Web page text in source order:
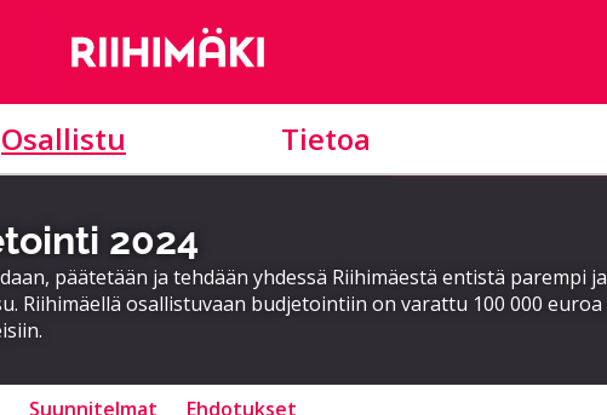
Osallistu Tietoa
2024
päätetään ja tehdään yhdessä Riihimäestä entistä parempi ja
Riihimäellä osallistuvaan budjetointiin on varattu 100 000 euroa
Suunnitelmat Ehdotukset